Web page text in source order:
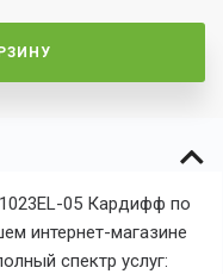
05 Кардифф по
интернет-магазине
спектр услуг: